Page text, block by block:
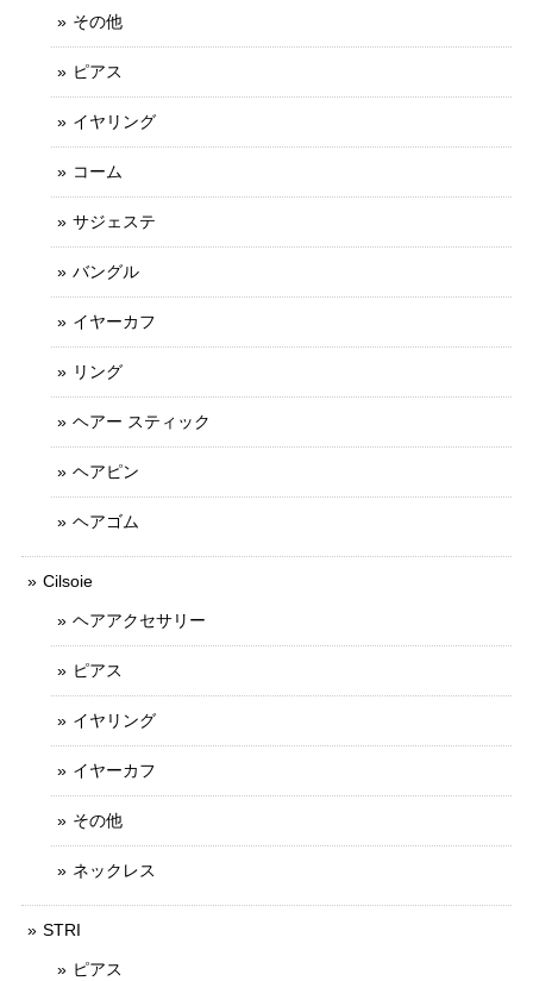
その他
ピアス
イヤリング
コーム
サジェステ
バングル
イヤーカフ
リング
ヘアー スティック
ヘアピン
ヘアゴム
Cilsoie
ヘアアクセサリー
ピアス
イヤリング
イヤーカフ
その他
ネックレス
STRI
ピアス